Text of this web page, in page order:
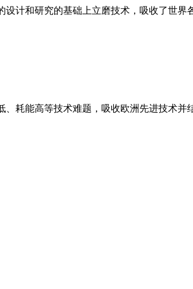
计和研究的基础上立磨技术，吸收了世
耗能高等技术难题，吸收欧洲先进技术